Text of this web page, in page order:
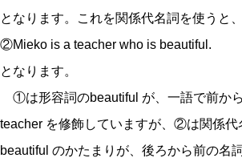
となります。これを関係代名詞を使うと、
②Mieko is a teacher who is beautiful.
となります。
①は形容詞のbeautiful が、一語で前か
teacher を修飾していますが、②は関係代
beautiful のかたまりが、後ろから前の名